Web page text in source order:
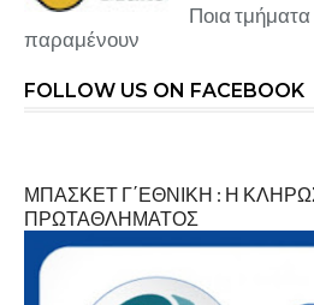
Ποια τμήματα
παραμένουν
FOLLOW US ON FACEBOOK
ΜΠΑΣΚΕΤ Γ΄ΕΘΝΙΚΗ : Η
ΠΡΩΤΑΘΛΗΜΑΤΟΣ